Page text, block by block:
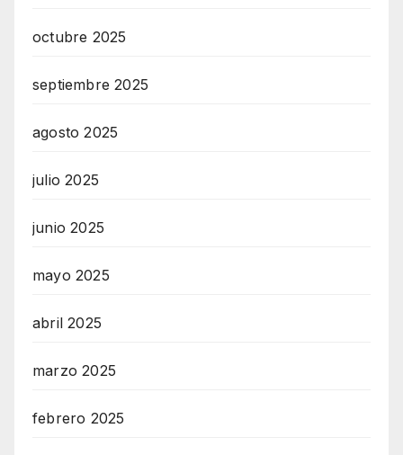
octubre 2025
septiembre 2025
agosto 2025
julio 2025
junio 2025
mayo 2025
abril 2025
marzo 2025
febrero 2025